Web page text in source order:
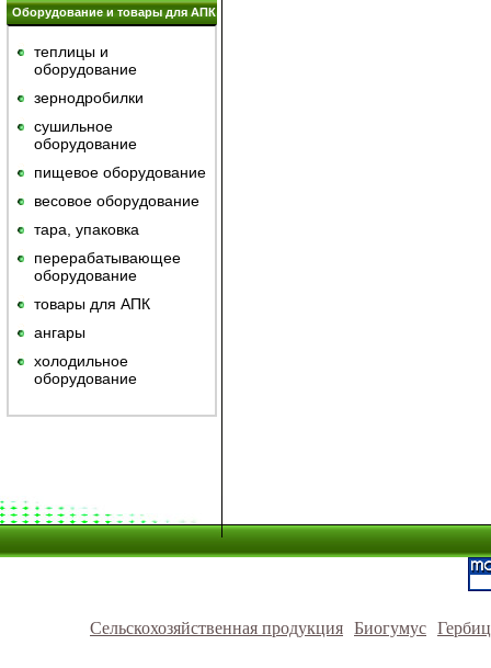
Оборудование и товары для АПК
теплицы и
оборудование
зернодробилки
сушильное
оборудование
пищевое оборудование
весовое оборудование
тара, упаковка
перерабатывающее
оборудование
товары для АПК
ангары
холодильное
оборудование
Сельскохозяйственная продукция Биогумус